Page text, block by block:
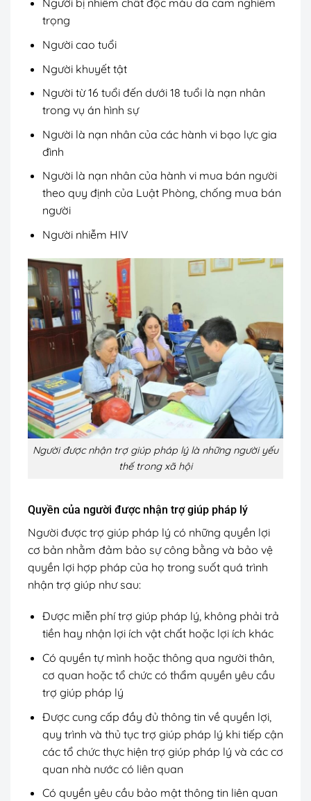
Người bị nhiễm chất độc màu da cam nghiêm
trọng
Người cao tuổi
Người khuyết tật
Người từ 16 tuổi đến dưới 18 tuổi là nạn nhân
trong vụ án hình sự
Người là nạn nhân của các hành vi bạo lực gia
đình
Người là nạn nhân của hành vi mua bán người
theo quy định của Luật Phòng, chống mua bán
người
Người nhiễm HIV
Người được nhận trợ giúp pháp lý là những người yếu
thế trong xã hội
Quyền của người được nhận trợ giúp pháp lý
Người được trợ giúp pháp lý có những quyền lợi
cơ bản nhằm đảm bảo sự công bằng và bảo vệ
quyền lợi hợp pháp của họ trong suốt quá trình
nhận trợ giúp như sau:
Được miễn phí trợ giúp pháp lý, không phải trả
tiền hay nhận lợi ích vật chất hoặc lợi ích khác
Có quyền tự mình hoặc thông qua người thân,
cơ quan hoặc tổ chức có thẩm quyền yêu cầu
trợ giúp pháp lý
Được cung cấp đầy đủ thông tin về quyền lợi,
quy trình và thủ tục trợ giúp pháp lý khi tiếp cận
các tổ chức thực hiện trợ giúp pháp lý và các cơ
quan nhà nước có liên quan
Có quyền yêu cầu bảo mật thông tin liên quan